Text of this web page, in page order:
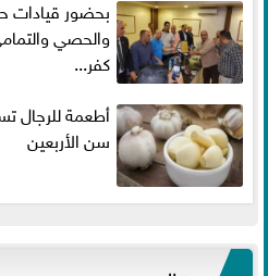
بحضور
والحصي
كفر...
أطعمة للرجال
سن الأربعين